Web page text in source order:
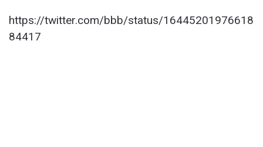
https://twitter.com/bbb/status/16445201976618
84417